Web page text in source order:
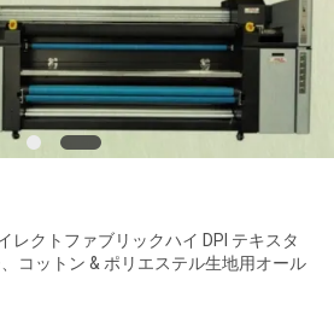
レクトファブリックハイ DPI テキスタ
コットン & ポリエステル生地用オール